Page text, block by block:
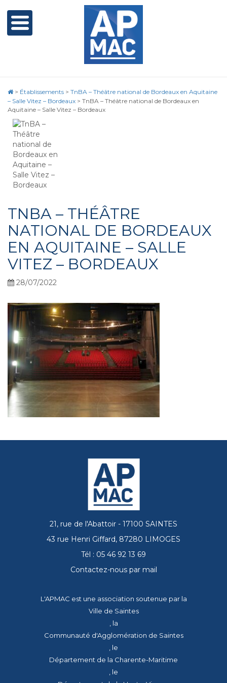
> Établissements > TnBA – Théâtre national de Bordeaux en Aquitaine
– Salle Vitez – Bordeaux > TnBA – Théâtre national de Bordeaux en
Aquitaine – Salle Vitez – Bordeaux
TNBA – THÉÂTRE
NATIONAL DE BORDEAUX
EN AQUITAINE – SALLE
VITEZ – BORDEAUX
28/07/2022
21, rue de l'Abattoir - 17100 SAINTES
43 rue Henri Giffard, 87280 LIMOGES
Tél : 05 46 92 13 69
Contactez-nous par mail
L'APMAC est une association soutenue par la
Ville de Saintes
, la
Communauté d'Agglomération de Saintes
, le
Département de la Charente-Maritime
, le